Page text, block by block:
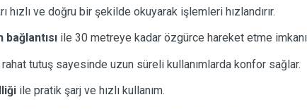
hızlı ve doğru bir şekilde okuyarak işlemleri hızlandırır.
ile 30 metreye kadar özgürce hareket etme
tutuş sayesinde uzun süreli kullanımlarda konfor sağlar.
ile pratik şarj ve hızlı kullanım.